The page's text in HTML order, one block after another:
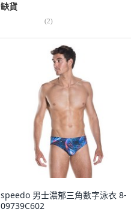
缺貨
(2)
speedo 男士濃郁三角數字泳衣 8-
09739C602